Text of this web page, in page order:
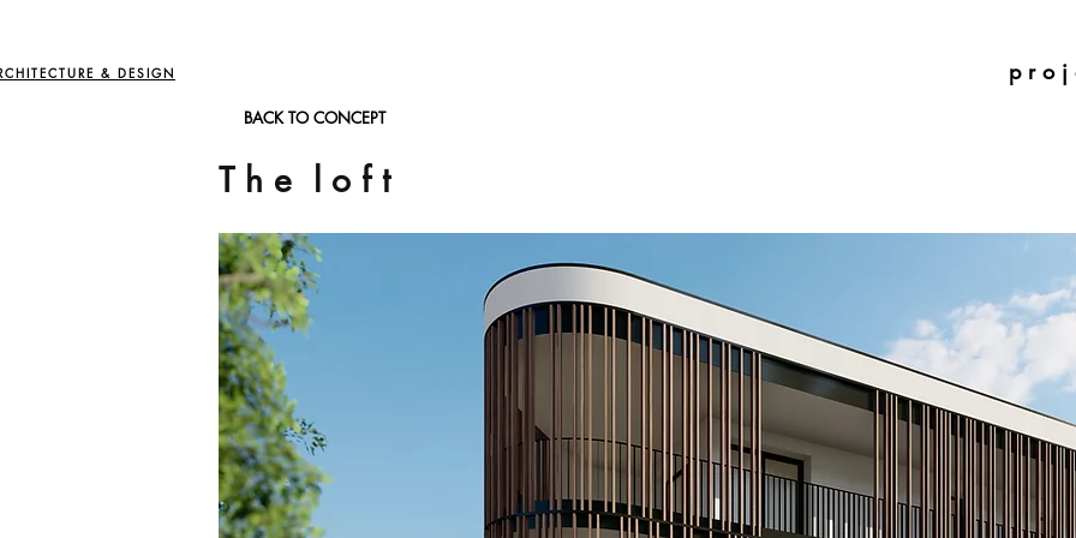
& DESIGN p r o j
BACK TO CONCEPT
T h e l o f t